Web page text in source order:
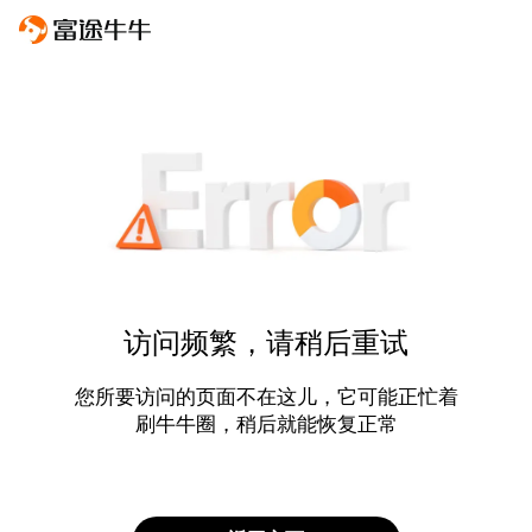
访问频繁，请稍后重试
您所要访问的页面不在这儿，它可能正忙着
刷牛牛圈，稍后就能恢复正常